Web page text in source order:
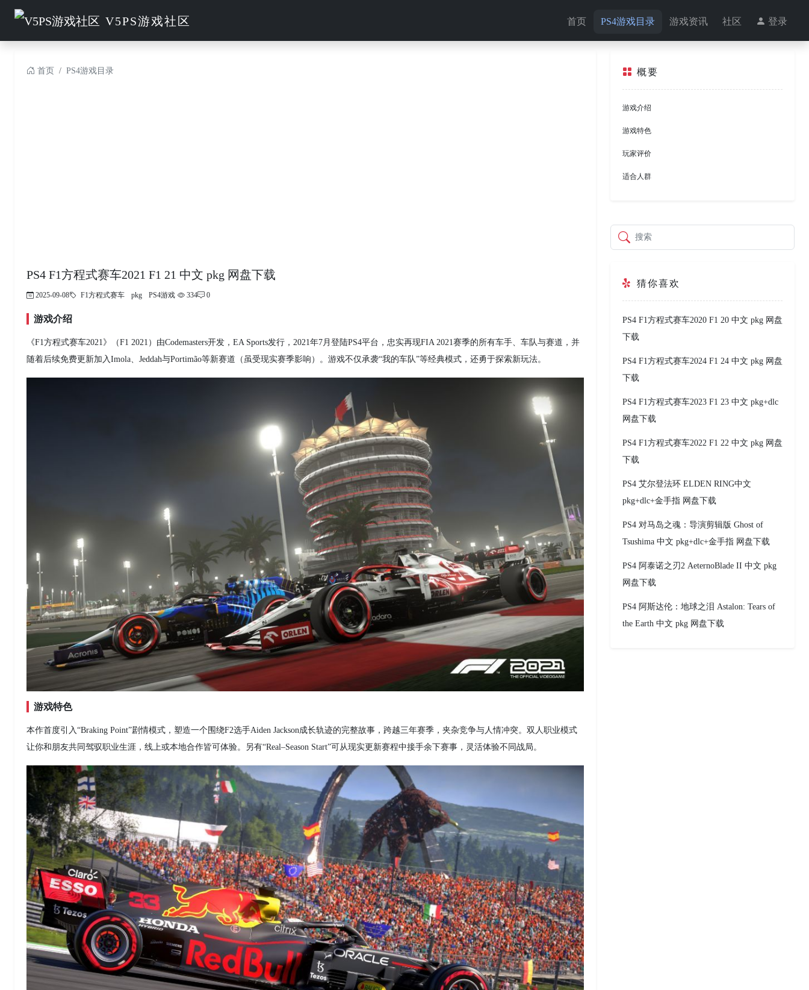
V5PS游戏社区 首页 PS4游戏目录 游戏资讯 社区 登录
首页 PS4游戏目录
PS4 F1方程式赛车2021 F1 21 中文 pkg 网盘下载
2025-09-08 F1方程式赛车 pkg PS4游戏 334 0
游戏介绍
《F1方程式赛车2021》（F1 2021）由Codemasters开发，EA Sports发行，2021年7月登陆PS4平台，忠实再现FIA 2021赛季的所有车手、车队与赛道，并
随着后续免费更新加入Imola、Jeddah与Portimão等新赛道（虽受现实赛季影响）。游戏不仅承袭“我的车队”等经典模式，还勇于探索新玩法。
游戏特色
本作首度引入“Braking Point”剧情模式，塑造一个围绕F2选手Aiden Jackson成长轨迹的完整故事，跨越三年赛季，夹杂竞争与人情冲突。双人职业模式
让你和朋友共同驾驭职业生涯，线上或本地合作皆可体验。另有“Real–Season Start”可从现实更新赛程中接手余下赛事，灵活体验不同战局。
概要
游戏介绍
游戏特色
玩家评价
适合人群
搜索
猜你喜欢
PS4 F1方程式赛车2020 F1 20 中文 pkg 网盘
下载
PS4 F1方程式赛车2024 F1 24 中文 pkg 网盘
下载
PS4 F1方程式赛车2023 F1 23 中文 pkg+dlc
网盘下载
PS4 F1方程式赛车2022 F1 22 中文 pkg 网盘
下载
PS4 艾尔登法环 ELDEN RING中文
pkg+dlc+金手指 网盘下载
PS4 对马岛之魂：导演剪辑版 Ghost of
Tsushima 中文 pkg+dlc+金手指 网盘下载
PS4 阿泰诺之刃2 AeternoBlade II 中文 pkg
网盘下载
PS4 阿斯达伦：地球之泪 Astalon: Tears of
the Earth 中文 pkg 网盘下载